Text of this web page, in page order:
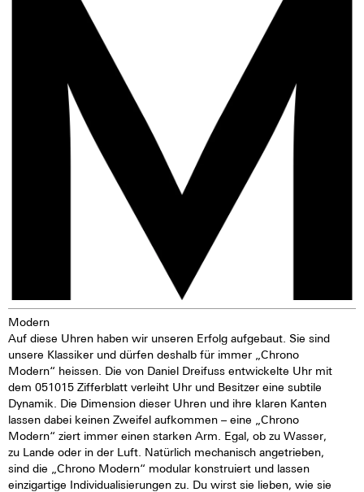
extrem hoher Zuverlässigkeit
und sehr langer Lebensdauer.
Zentralsekunde
Automatischer Aufzug mit
Datum, Korrektor
Rückersystem ETACHRON und
28.800 Halbschwingungen pro
Oberflächenstruktur bleibt
länger erhalten. Bei der
Bedampfung des Materials
werden Ionen-Teilchen des
Ursprungsmaterials durch
„andersfarbige“ ersetzt. Es
entsteht eine schöne tiefe
Schwärze.
Modern
Auf diese Uhren haben wir unseren Erfolg aufgebaut. Sie sind
unsere Klassiker und dürfen deshalb für immer „Chrono
Modern“ heissen. Die von Daniel Dreifuss entwickelte Uhr mit
dem 051015 Zifferblatt verleiht Uhr und Besitzer eine subtile
Dynamik. Die Dimension dieser Uhren und ihre klaren Kanten
lassen dabei keinen Zweifel aufkommen – eine „Chrono
Modern“ ziert immer einen starken Arm. Egal, ob zu Wasser,
zu Lande oder in der Luft. Natürlich mechanisch angetrieben,
sind die „Chrono Modern“ modular konstruiert und lassen
einzigartige Individualisierungen zu. Du wirst sie lieben, wie sie